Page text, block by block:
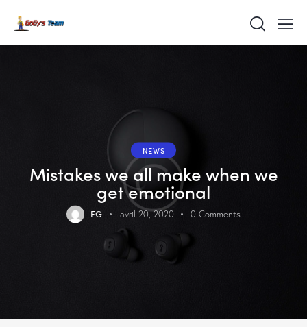
NEWS
Mistakes we all make when we
get emotional
FG avril 20, 2020 0 Comments